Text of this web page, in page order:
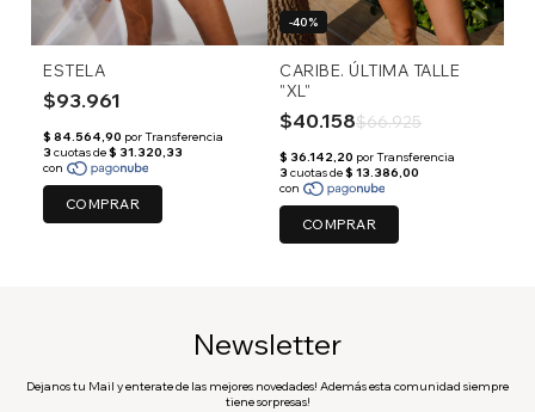
ESTELA
$93.961
COMPRAR
-40%
CARIBE. ÚLTIMA TALLE
"XL"
$40.158$66.925
COMPRAR
Newsletter
Dejanos tu Mail y enterate de las mejores novedades! Además esta comunidad siempre
tiene sorpresas!